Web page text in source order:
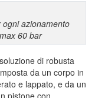
azionamento
60 bar
di robusta
da un corpo in
e lappato, e da un
pistone con